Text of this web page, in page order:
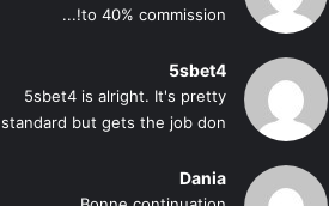
to 40% commission!...
5sbet4
5sbet4 is alright. It's pretty
standard but gets the job don...
Dania